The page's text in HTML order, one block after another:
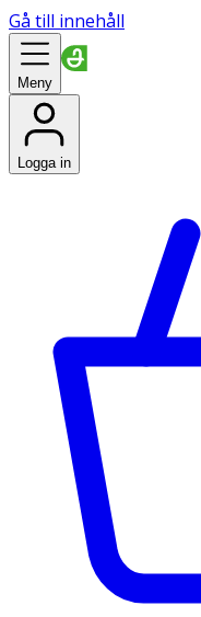
Gå till innehåll
Meny
Logga in